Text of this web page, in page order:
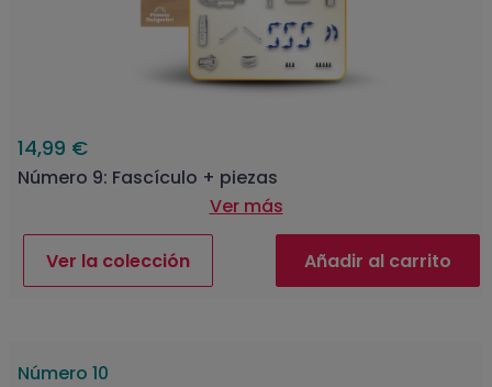
14,99 €
Número 9: Fascículo + piezas
Ver más
Ver la colección Añadir al carrito
Número 10